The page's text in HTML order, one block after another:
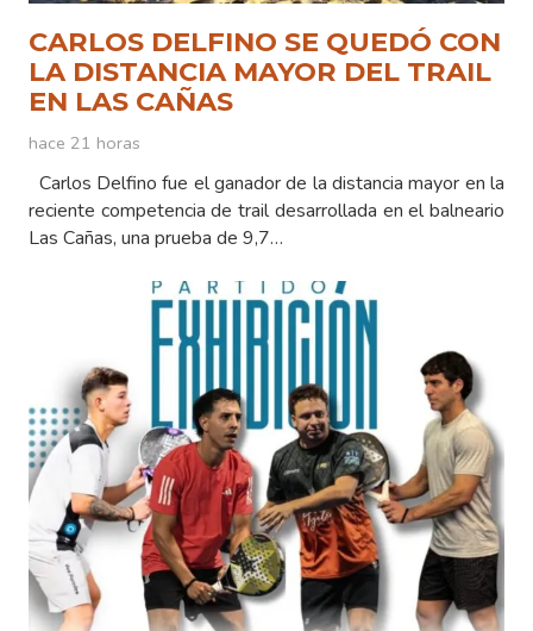
CARLOS DELFINO SE QUEDÓ CON
LA DISTANCIA MAYOR DEL TRAIL
EN LAS CAÑAS
hace 21 horas
Carlos Delfino fue el ganador de la distancia mayor en la
reciente competencia de trail desarrollada en el balneario
Las Cañas, una prueba de 9,7…